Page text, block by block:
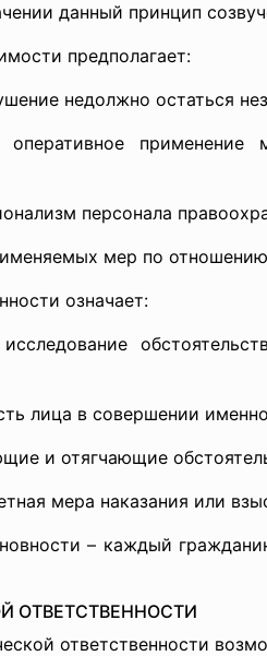
данный принцип
предполагает:
недолжно остаться
применение мер
персонала
мер по отношению
означает:
обстоятельств
лица в совершении именно
и отягчающие
мера наказания или
– каждый гражданин
ОТВЕТСТВЕННОСТИ
ответственности